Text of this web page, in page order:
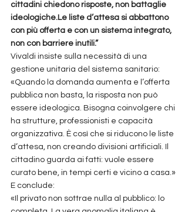
cittadini chiedono risposte, non battaglie
ideologiche.Le liste d’attesa si abbattono
con più offerta e con un sistema integrato,
non con barriere inutili.”
Vivaldi insiste sulla necessità di una
gestione unitaria del sistema sanitario:
«Quando la domanda aumenta e l’offerta
pubblica non basta, la risposta non può
essere ideologica. Bisogna coinvolgere chi
ha strutture, professionisti e capacità
organizzativa. È così che si riducono le liste
d’attesa, non creando divisioni artificiali. Il
cittadino guarda ai fatti: vuole essere
curato bene, in tempi certi e vicino a casa.»
E conclude:
«Il privato non sottrae nulla al pubblico: lo